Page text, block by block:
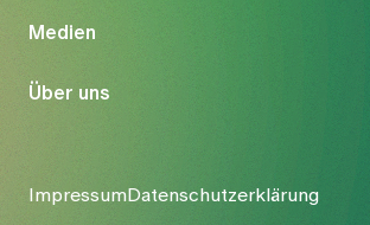
Medien
Über uns
ImpressumDatenschutzerklärung